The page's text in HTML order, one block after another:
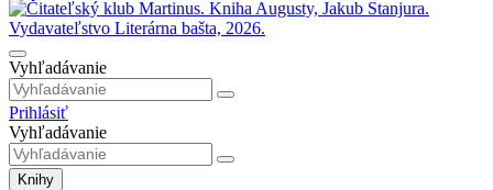
Vyhľadávanie
Prihlásiť
Vyhľadávanie
Knihy